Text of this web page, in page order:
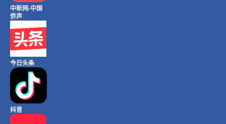
中新网-中国
侨声
今日头条
抖音